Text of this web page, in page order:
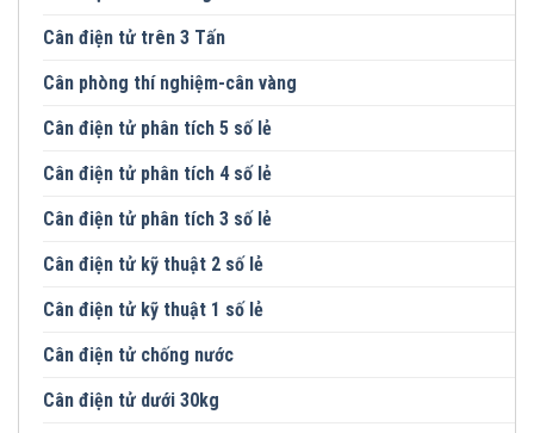
Cân điện tử trên 3 Tấn
Cân phòng thí nghiệm-cân vàng
Cân điện tử phân tích 5 số lẻ
Cân điện tử phân tích 4 số lẻ
Cân điện tử phân tích 3 số lẻ
Cân điện tử kỹ thuật 2 số lẻ
Cân điện tử kỹ thuật 1 số lẻ
Cân điện tử chống nước
Cân điện tử dưới 30kg